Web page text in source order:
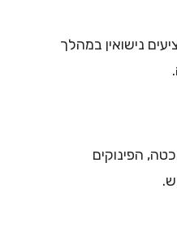
נישואין במהלך
הפינוקים